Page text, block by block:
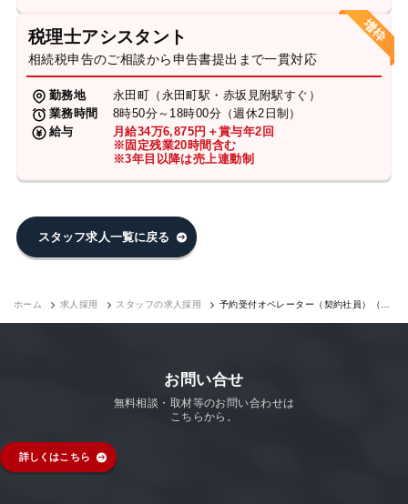
税理士アシスタント
相続税申告のご相談から申告書提出まで一貫対応
勤務地
永田町（永田町駅・赤坂見附駅すぐ）
業務時間
8時50分～18時00分（週休2日制）
給与
月給34万6,875円＋賞与年2回
※固定残業20時間含む
※3年目以降は売上連動制
スタッフ求人一覧に戻る
ホーム 求人採用 スタッフの求人採用
予約受付オペレーター（契約社員）（永
お問い合せ
無料相談・取材等のお問い合わせは
こちらから。
詳しくはこちら